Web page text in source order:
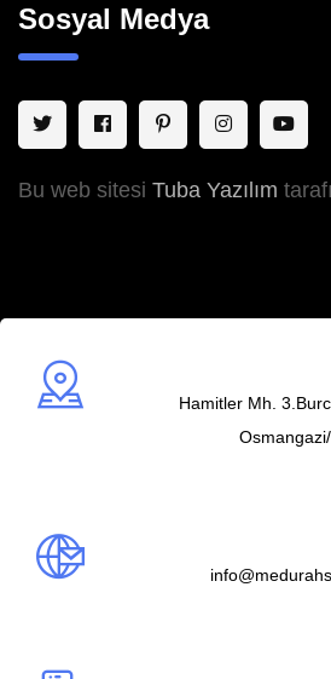
Sosyal Medya
Bu web sitesi Tuba Yazılım
Hamitler Mh.